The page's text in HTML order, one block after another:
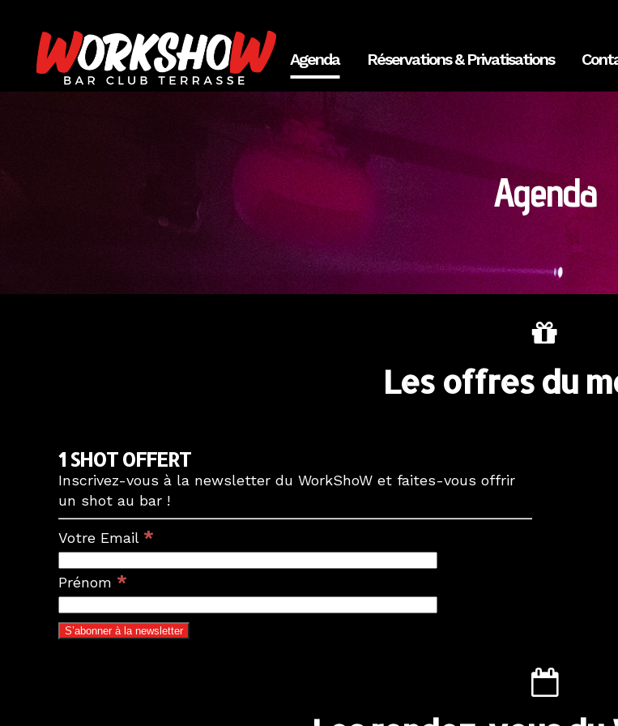
Agenda Réservations & Privatisations
Agenda
Les offres du
1 SHOT OFFERT
Inscrivez-vous à la newsletter du WorkShoW et faites-vous offrir
un shot au bar !
Votre Email *
Prénom *